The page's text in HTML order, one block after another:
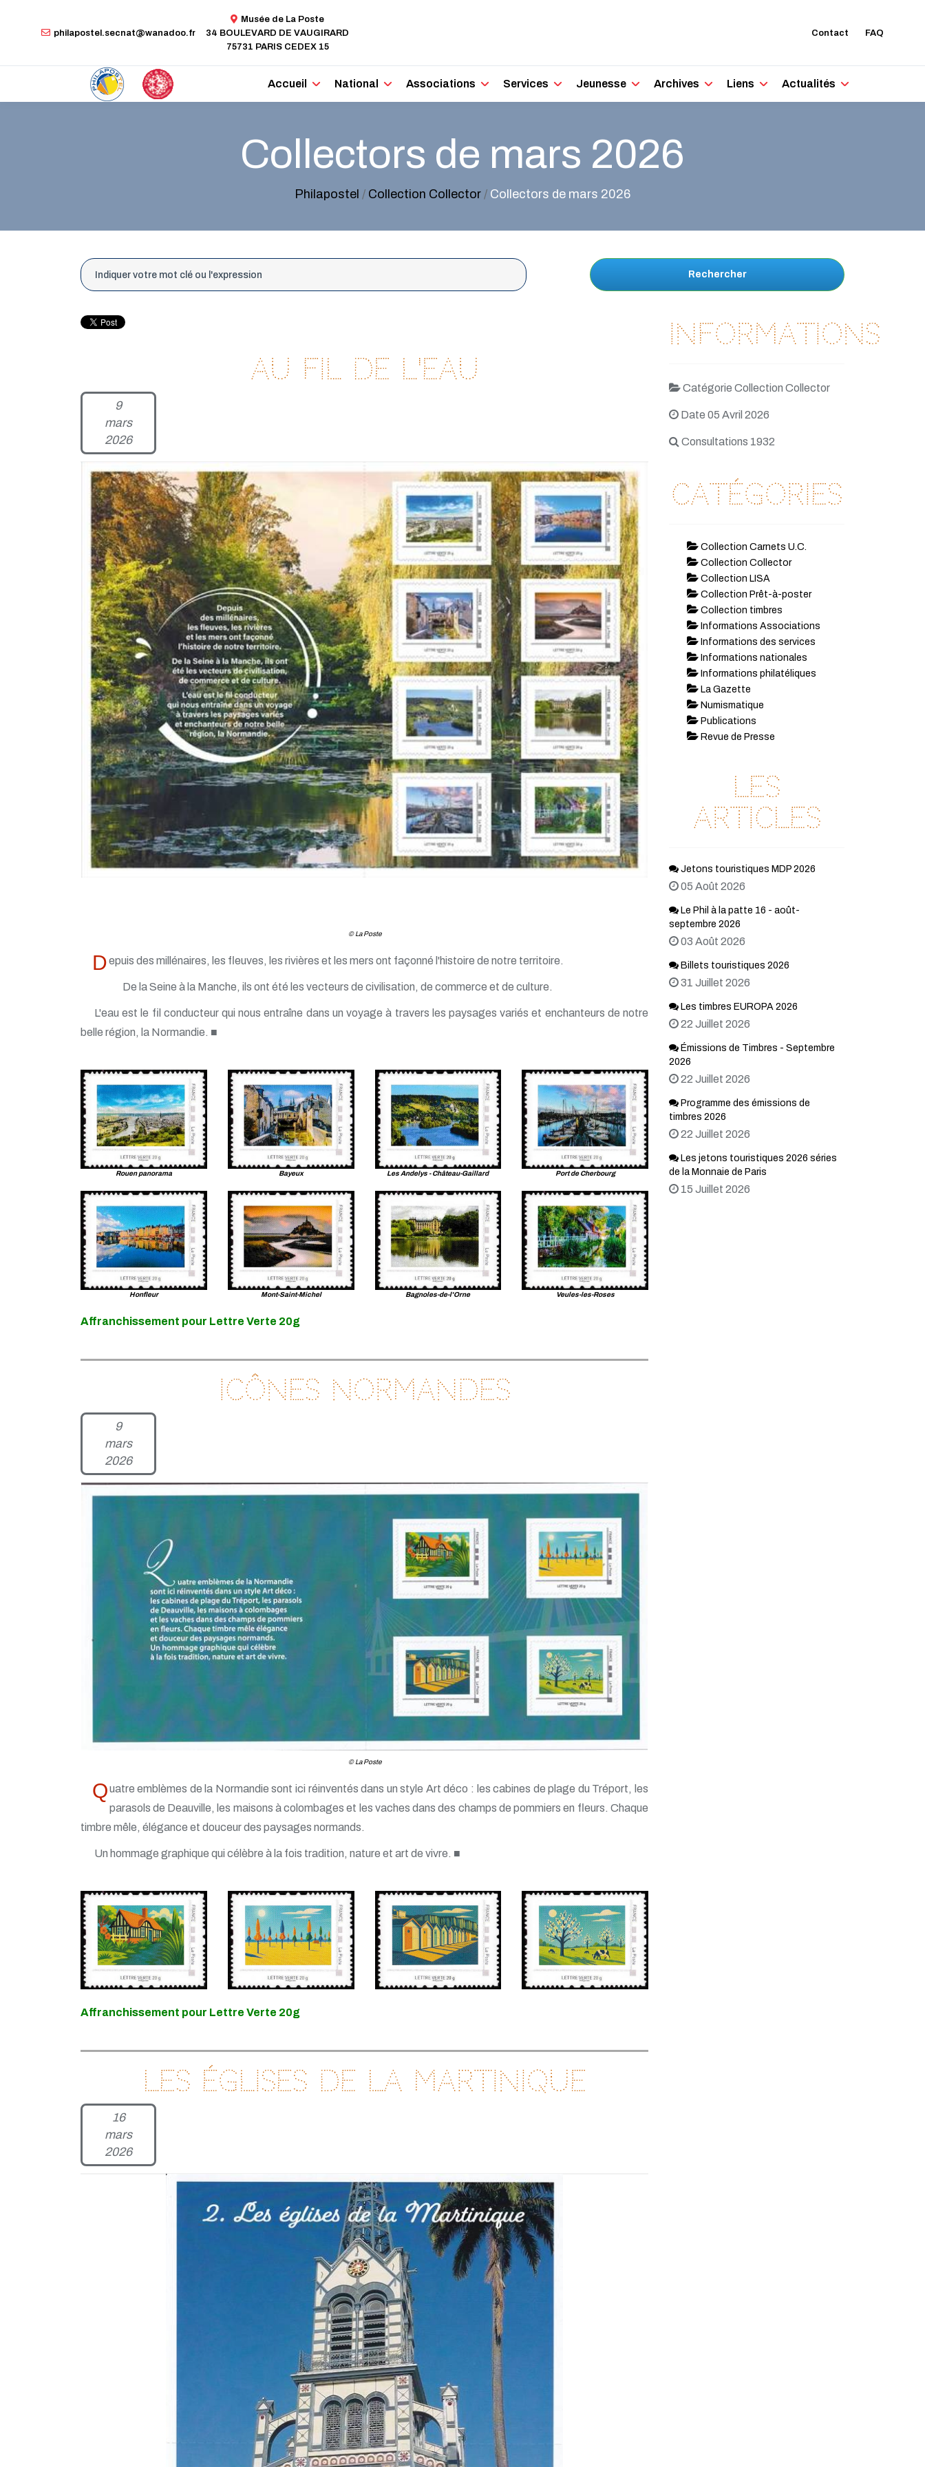
philapostel.secnat@wanadoo.fr
Musée de La Poste
34 BOULEVARD DE VAUGIRARD
75731 PARIS CEDEX 15
Contact FAQ
Accueil National Associations Services Jeunesse Archives Liens Actualités
Collectors de mars 2026
Philapostel / Collection Collector / Collectors de mars 2026
Rechercher
Au fil de l'eau
9
mars
2026
© La Poste
Depuis des millénaires, les fleuves, les rivières et les mers ont façonné l'histoire de notre territoire.
De la Seine à la Manche, ils ont été les vecteurs de civilisation, de commerce et de culture.
L'eau est le fil conducteur qui nous entraîne dans un voyage à travers les paysages variés et enchanteurs de notre
belle région, la Normandie. ■
Rouen panorama Bayeux Les Andelys - Château-Gaillard Port de Cherbourg
Honfleur Mont-Saint-Michel Bagnoles-de-l'Orne Veules-les-Roses
Affranchissement pour Lettre Verte 20g
Icônes normandes
9
mars
2026
© La Poste
Quatre emblèmes de la Normandie sont ici réinventés dans un style Art déco : les cabines de plage du Tréport, les
parasols de Deauville, les maisons à colombages et les vaches dans des champs de pommiers en fleurs. Chaque
timbre mêle, élégance et douceur des paysages normands.
Un hommage graphique qui célèbre à la fois tradition, nature et art de vivre. ■
Affranchissement pour Lettre Verte 20g
Les églises de la Martinique
16
mars
2026
Informations
Catégorie Collection Collector
Date 05 Avril 2026
Consultations 1932
Catégories
Collection Carnets U.C.
Collection Collector
Collection LISA
Collection Prêt-à-poster
Collection timbres
Informations Associations
Informations des services
Informations nationales
Informations philatéliques
La Gazette
Numismatique
Publications
Revue de Presse
Les
articles
Jetons touristiques MDP 2026
05 Août 2026
Le Phil à la patte 16 - août-
septembre 2026
03 Août 2026
Billets touristiques 2026
31 Juillet 2026
Les timbres EUROPA 2026
22 Juillet 2026
Émissions de Timbres - Septembre
2026
22 Juillet 2026
Programme des émissions de
timbres 2026
22 Juillet 2026
Les jetons touristiques 2026 séries
de la Monnaie de Paris
15 Juillet 2026